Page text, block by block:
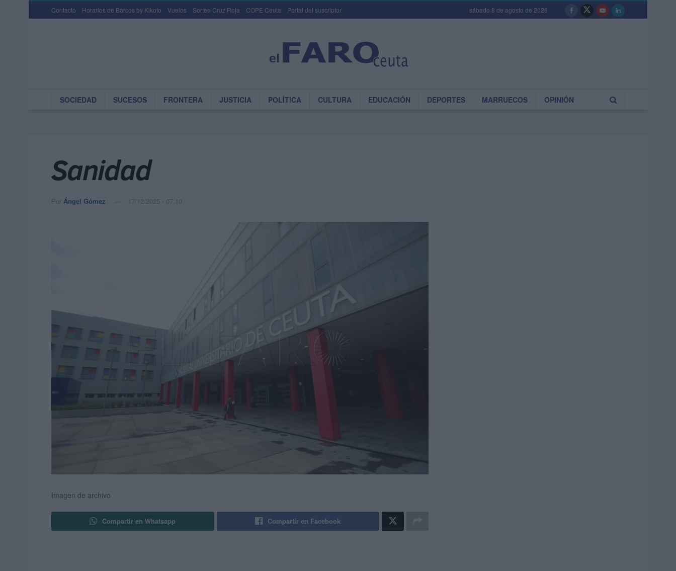
Contacto Horarios de Barcos by Kikoto Vuelos Sorteo Cruz Roja COPE Ceuta Portal del suscriptor sábado 8 de agosto de 2026
SOCIEDAD SUCESOS FRONTERA JUSTICIA POLÍTICA CULTURA EDUCACIÓN DEPORTES MARRUECOS OPINIÓN
Sanidad
Por Ángel Gómez 17/12/2025 - 07:10
Imagen de archivo
Compartir en Whatsapp Compartir en Facebook